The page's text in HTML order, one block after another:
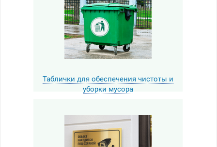
Таблички для обеспечения чистоты и
уборки мусора